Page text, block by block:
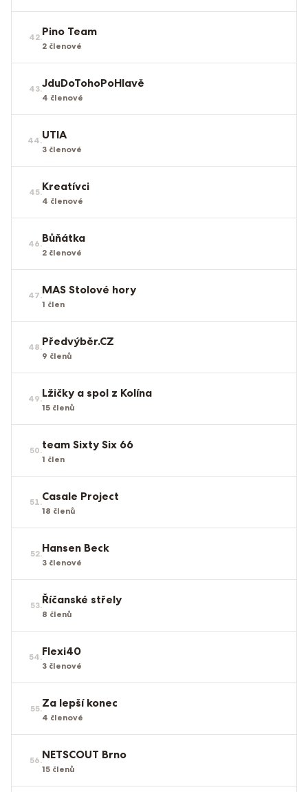
42.Pino Team
2 členové
43.JduDoTohoPoHlavě
4 členové
44.UTIA
3 členové
45.Kreatívci
4 členové
46.Bůňátka
2 členové
47.MAS Stolové hory
1 člen
48.Předvýběr.CZ
9 členů
49.Lžičky a spol z Kolína
15 členů
50.team Sixty Six 66
1 člen
51.Casale Project
18 členů
52.Hansen Beck
3 členové
53.Říčanské střely
8 členů
54.Flexi40
3 členové
55.Za lepší konec
4 členové
56.NETSCOUT Brno
15 členů